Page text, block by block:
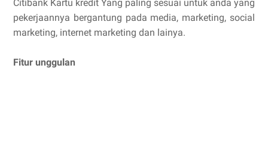
Citibank Kartu kredit Yang paling sesuai untuk anda yang
pekerjaannya bergantung pada media, marketing, social
marketing, internet marketing dan lainya.
Fitur unggulan